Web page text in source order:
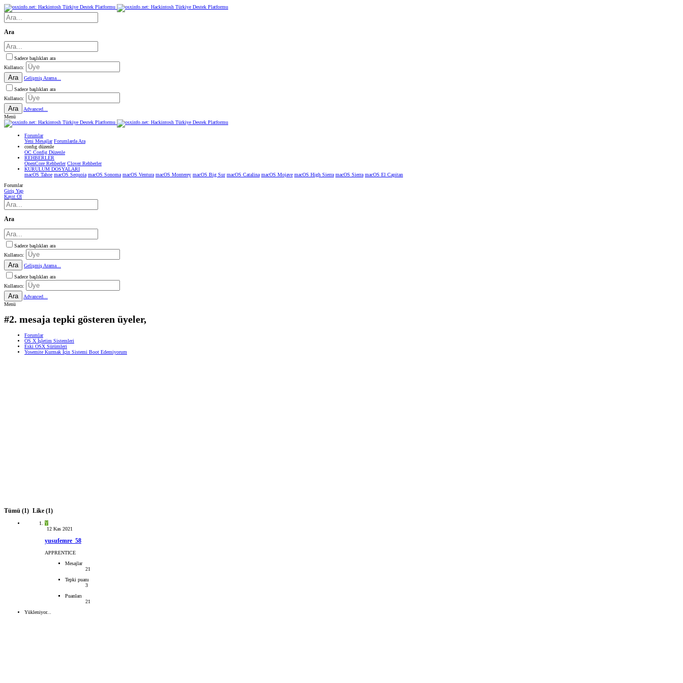
Ara
Sadece başlıkları ara
Kullanıcı:
Ara
Gelişmiş Arama...
Sadece başlıkları ara
Kullanıcı:
Ara
Advanced...
Menü
Forumlar
Yeni Mesajlar Forumlarda Ara
confıg düzenle
OC Config Düzenle
REHBERLER
OpenCore Rehberler Clover Rehberler
KURULUM DOSYALARI
macOS Tahoe macOS Sequoia macOS Sonoma macOS Ventura macOS Monterey macOS Big Sur macOS Catalina macOS Mojave macOS High Sierra macOS Sierra macOS El Capitan
Forumlar
Giriş Yap
Kayıt Ol
Ara
Sadece başlıkları ara
Kullanıcı:
Ara
Gelişmiş Arama...
Sadece başlıkları ara
Kullanıcı:
Ara
Advanced...
Menü
#2. mesaja tepki gösteren üyeler,
Forumlar
OS X İşletim Sistemleri
Eski OSX Sürümleri
Yosemite Kurmak İçin Sistemi Boot Edemiyorum
Tümü (1) Like (1)
Y
12 Kas 2021
yusufemre_58
APPRENTICE
Mesajlar
21
Tepki puanı
3
Puanları
21
Yükleniyor...